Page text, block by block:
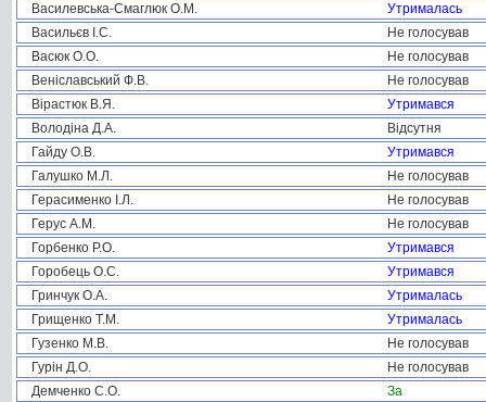
Василевська-Смаглюк О.М.
Утрималась
Васильєв І.С.
Не голосував
Васюк О.О.
Не голосував
Веніславський Ф.В.
Не голосував
Вірастюк В.Я.
Утримався
Володіна Д.А.
Відсутня
Гайду О.В.
Утримався
Галушко М.Л.
Не голосував
Герасименко І.Л.
Не голосував
Герус А.М.
Не голосував
Горбенко Р.О.
Утримався
Горобець О.С.
Утримався
Гринчук О.А.
Утрималась
Грищенко Т.М.
Утрималась
Гузенко М.В.
Не голосував
Гурін Д.О.
Не голосував
Демченко С.О.
За